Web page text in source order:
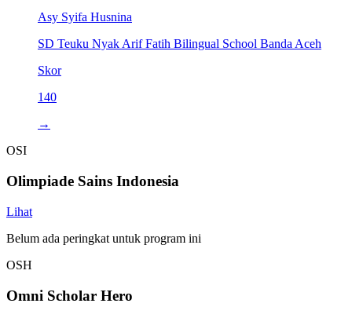
Asy Syifa Husnina
SD Teuku Nyak Arif Fatih Bilingual School Banda Aceh
Skor
140
→
OSI
Olimpiade Sains Indonesia
Lihat
Belum ada peringkat untuk program ini
OSH
Omni Scholar Hero